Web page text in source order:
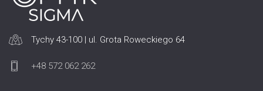
Tychy 43-100 | ul. Grota Roweckiego 64
+48 572 062 262